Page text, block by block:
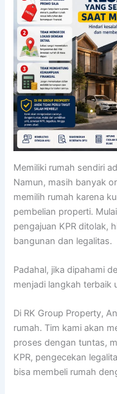
Memiliki rumah sendiri
Namun, masih banyak
memilih rumah karena
pembelian properti.
pengajuan KPR ditolak,
bangunan dan legalitas.
Padahal, jika dipahami
menjadi langkah terbaik
Di RK Group Property,
rumah. Tim kami akan
proses dengan tuntas,
KPR, pengecekan
bisa membeli rumah